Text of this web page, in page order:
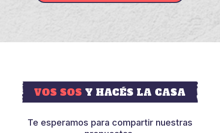
VOS SOS Y HACÉS LA CASA
Te esperamos para compartir nuestras